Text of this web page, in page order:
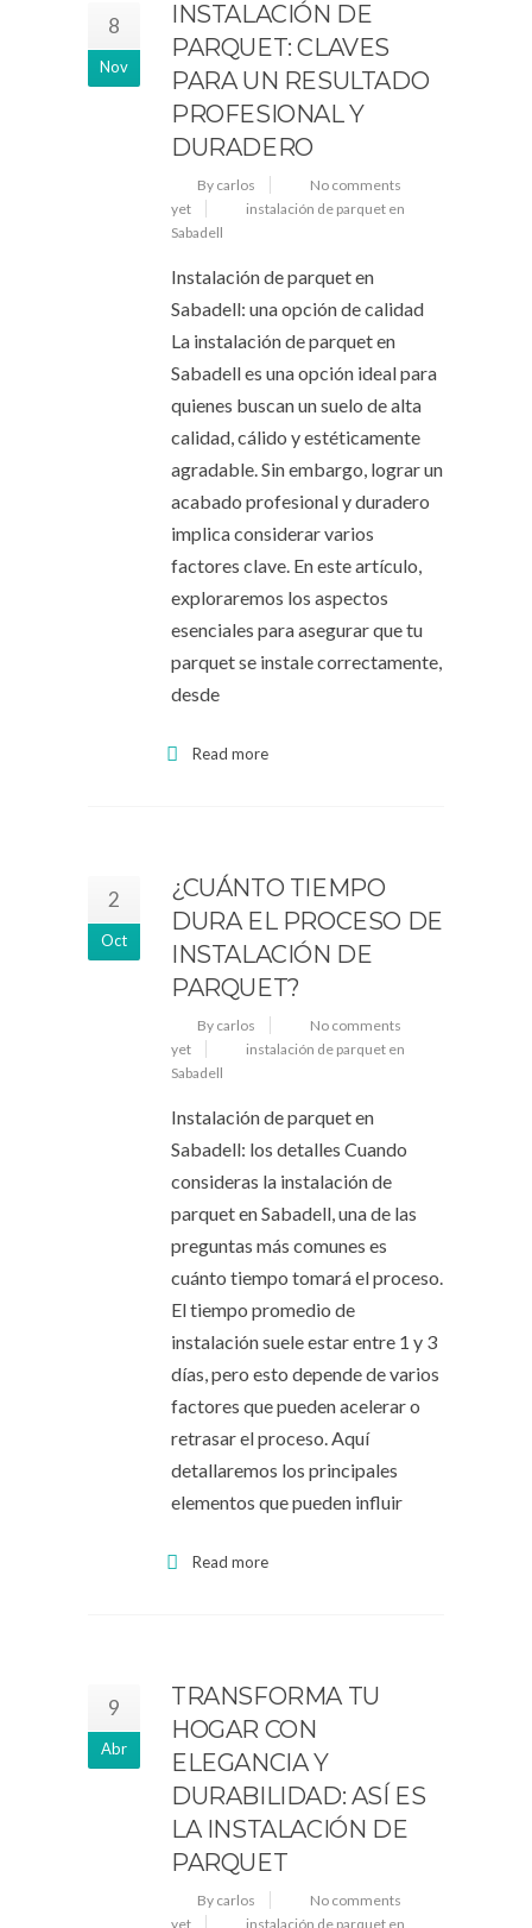
8
Nov
INSTALACIÓN DE
PARQUET: CLAVES
PARA UN RESULTADO
PROFESIONAL Y
DURADERO
By carlos
No comments
yet
instalación de parquet en
Sabadell
Instalación de parquet en
Sabadell: una opción de calidad
La instalación de parquet en
Sabadell es una opción ideal para
quienes buscan un suelo de alta
calidad, cálido y estéticamente
agradable. Sin embargo, lograr un
acabado profesional y duradero
implica considerar varios
factores clave. En este artículo,
exploraremos los aspectos
esenciales para asegurar que tu
parquet se instale correctamente,
desde
Read more
2
Oct
¿CUÁNTO TIEMPO
DURA EL PROCESO DE
INSTALACIÓN DE
PARQUET?
By carlos
No comments
yet
instalación de parquet en
Sabadell
Instalación de parquet en
Sabadell: los detalles Cuando
consideras la instalación de
parquet en Sabadell, una de las
preguntas más comunes es
cuánto tiempo tomará el proceso.
El tiempo promedio de
instalación suele estar entre 1 y 3
días, pero esto depende de varios
factores que pueden acelerar o
retrasar el proceso. Aquí
detallaremos los principales
elementos que pueden influir
Read more
9
Abr
TRANSFORMA TU
HOGAR CON
ELEGANCIA Y
DURABILIDAD: ASÍ ES
LA INSTALACIÓN DE
PARQUET
By carlos
No comments
yet
instalación de parquet en